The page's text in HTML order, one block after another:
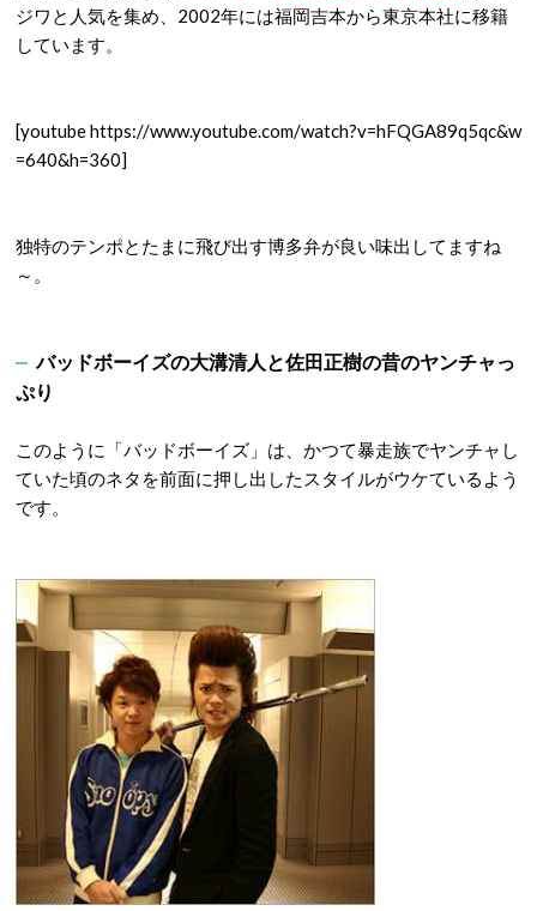
ジワと人気を集め、2002年には福岡吉本から東京本社に移籍
しています。
[youtube https://www.youtube.com/watch?v=hFQGA89q5qc&w
=640&h=360]
独特のテンポとたまに飛び出す博多弁が良い味出してますね
～。
バッドボーイズの大溝清人と佐田正樹の昔のヤンチャっ
ぷり
このように「バッドボーイズ」は、かつて暴走族でヤンチャし
ていた頃のネタを前面に押し出したスタイルがウケているよう
です。